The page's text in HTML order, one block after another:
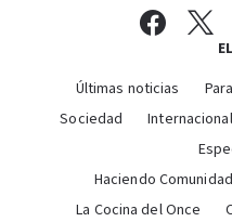
Últimas noticias
Sociedad
Haciendo Comunidad
La Cocina del Once